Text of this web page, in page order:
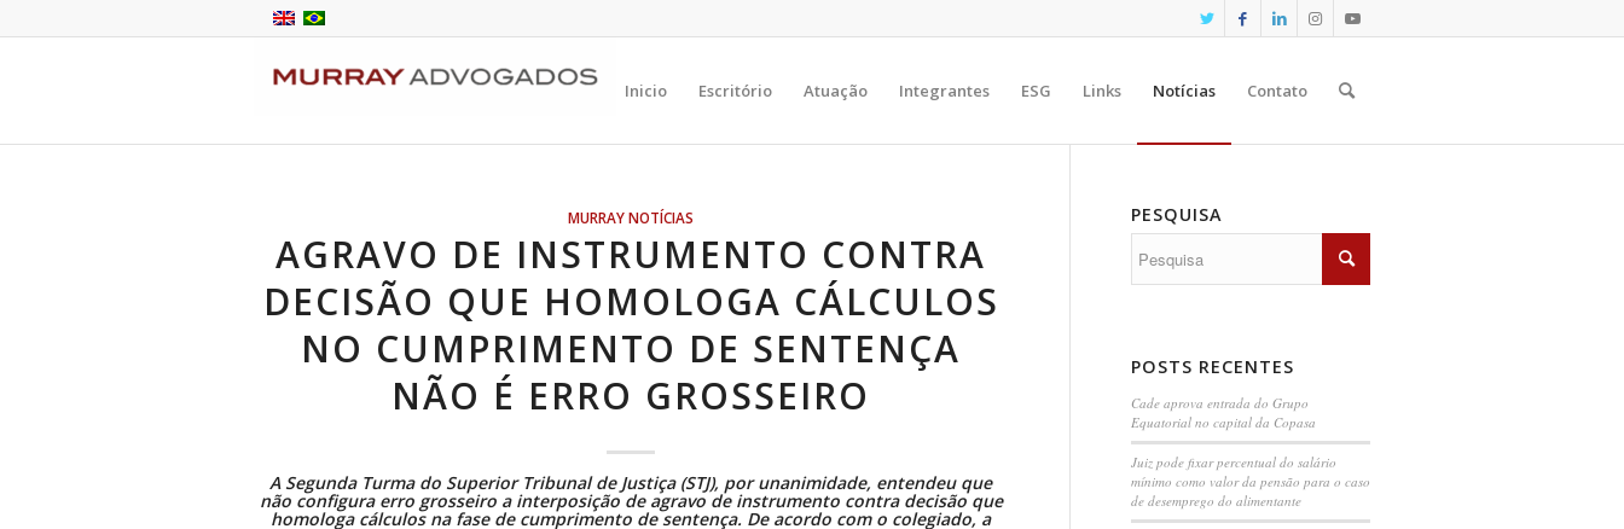
Inicio Escritório Atuação Integrantes ESG Links Notícias Contato
MURRAY NOTÍCIAS
AGRAVO DE INSTRUMENTO CONTRA
DECISÃO QUE HOMOLOGA CÁLCULOS
NO CUMPRIMENTO DE SENTENÇA
NÃO É ERRO GROSSEIRO
A Segunda Turma do Superior Tribunal de Justiça (STJ), por unanimidade, entendeu que
não configura erro grosseiro a interposição de agravo de instrumentocontra decisão que
homologa cálculos na fase de cumprimento desentença. De acordo com o colegiado, a
PESQUISA
POSTS RECENTES
Cade aprova entrada do Grupo
Equatorial no capital da Copasa
Juiz pode fixar percentual do salário
mínimo como valor da pensão para o caso
de desemprego do alimentante